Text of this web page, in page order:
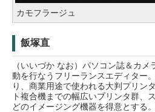
カモフラージュ
飯塚直
（いいづか なお）パソコン誌＆カ
動を行なうフリーランスエディター
り、商業用途で使われる大判プリン
ト複合機までの幅広いプリンタ群、
どのイメージング機器を得意とする。